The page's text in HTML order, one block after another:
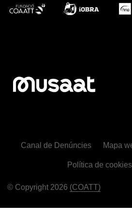
© Copyright 2026 (COATT)
Canal de Denúncies Mapa
Política de